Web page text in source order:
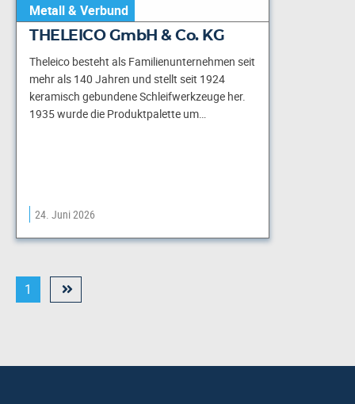
Metall & Verbund
THELEICO GmbH & Co. KG
Theleico besteht als Familienunternehmen seit
mehr als 140 Jahren und stellt seit 1924
keramisch gebundene Schleif­werkzeuge her.
1935 wurde die Produktpalette um…
24. Juni 2026
1